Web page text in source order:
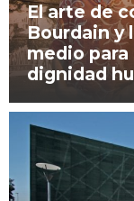
El arte de
Bourdain y
medio
dignidad